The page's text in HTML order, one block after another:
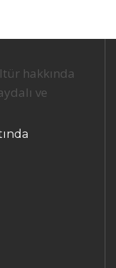
hakkında
ve